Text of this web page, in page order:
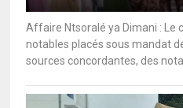
Affaire Ntsoralé ya Dimani : Le
notables placés sous mandat
sources concordantes, des